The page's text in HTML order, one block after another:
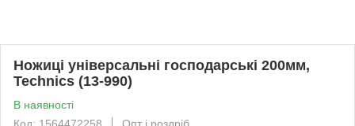
Ножиці універсальні господарські 200мм,
Technics (13-990)
В наявності
Код: 1564472258
Опт і роздріб